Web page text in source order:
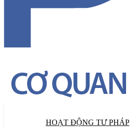
HOẠT ĐỘNG TƯ PHÁP